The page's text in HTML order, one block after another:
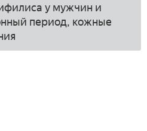
у мужчин и
период, кожные